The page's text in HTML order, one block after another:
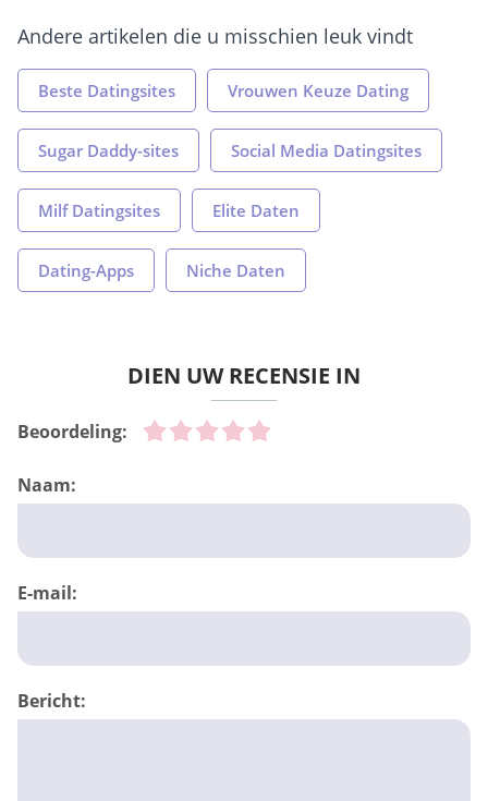
Andere artikelen die u misschien leuk vindt
Beste Datingsites Vrouwen Keuze Dating
Sugar Daddy-sites Social Media Datingsites
Milf Datingsites Elite Daten
Dating-Apps Niche Daten
DIEN UW RECENSIE IN
Beoordeling:
Naam:
E-mail:
Bericht: